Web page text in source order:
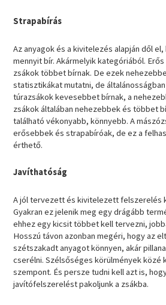
Strapabírás
Az anyagok és a kivitelezés alapján dől
mennyit bír. Akármelyik kategóriából.
zsákok többet bírnak. De ezek
statisztikákat mutatni, de
túrazsákok kevesebbet bírnak, a
zsákok általában nehezebbek és többet
található vékonyabb, könnyebb. A
erősebbek és strapabíróak, de ez a
érthető.
Javíthatóság
A jól tervezett és kivitelezett felszerelés
Gyakran ez jelenik meg egy drágább
ehhez egy kicsit többet kell tervezni,
Hosszú távon azonban megéri, hogy az
szétszakadt anyagot könnyen, akár
cserélni. Szélsőséges körülmények közé
szempont. És persze tudni kell azt is,
javítófelszerelést pakoljunk a zsákba.